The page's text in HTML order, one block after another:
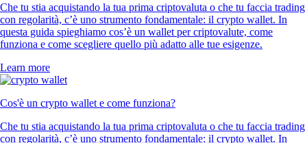
Che tu stia acquistando la tua prima criptovaluta o che tu faccia trading
con regolarità, c’è uno strumento fondamentale: il crypto wallet. In
questa guida spieghiamo cos’è un wallet per criptovalute, come
funziona e come scegliere quello più adatto alle tue esigenze.
Learn more
Cos'è un crypto wallet e come funziona?
Che tu stia acquistando la tua prima criptovaluta o che tu faccia trading
con regolarità, c’è uno strumento fondamentale: il crypto wallet. In